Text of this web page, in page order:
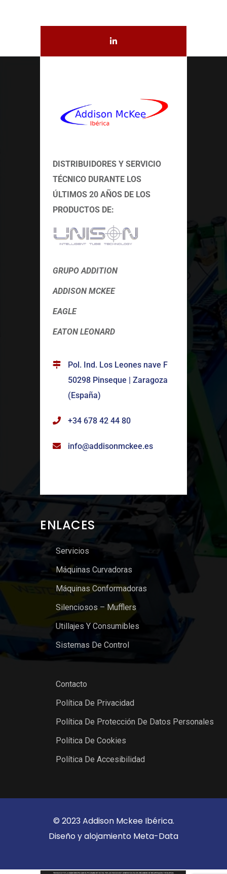
DISTRIBUIDORES Y SERVICIO
TÉCNICO DURANTE LOS
ÚLTIMOS 20 AÑOS DE LOS
PRODUCTOS DE:
GRUPO ADDITION
ADDISON MCKEE
EAGLE
EATON LEONARD
Pol. Ind. Los Leones nave F
50298 Pinseque | Zaragoza
(España)
+34 678 42 44 80
info@addisonmckee.es
ENLACES
Servicios
Máquinas Curvadoras
Máquinas Conformadoras
Silenciosos – Mufflers
Utillajes Y Consumibles
Sistemas De Control
Contacto
Política De Privacidad
Política De Protección De Datos Personales
Política De Cookies
Política De Accesibilidad
© 2023 Addison Mckee Ibérica.
Diseño y alojamiento Meta-Data